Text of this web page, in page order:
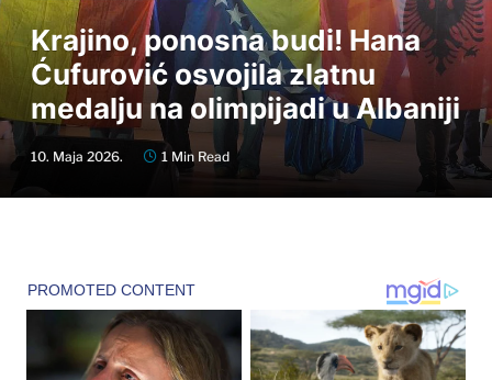
Krajino, ponosna budi! Hana
Ćufurović osvojila zlatnu
medalju na olimpijadi u Albaniji
10. Maja 2026. 1 Min Read